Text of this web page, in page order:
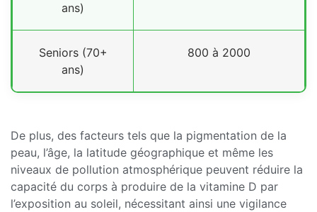
ans)
Seniors (70+
ans)
800 à 2000
De plus, des facteurs tels que la pigmentation de la
peau, l’âge, la latitude géographique et même les
niveaux de pollution atmosphérique peuvent réduire la
capacité du corps à produire de la vitamine D par
l’exposition au soleil, nécessitant ainsi une vigilance